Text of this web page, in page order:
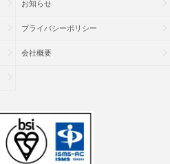
お知らせ
プライバシーポリシー
会社概要